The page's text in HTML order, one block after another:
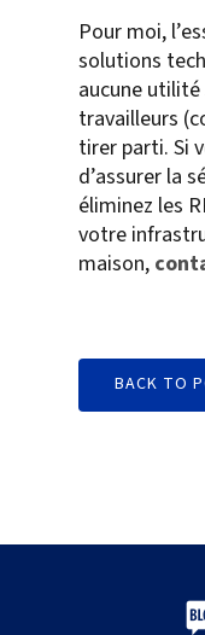
Pour moi,
solutions
aucune
travailleurs
tirer parti. Si
d’assurer la
éliminez les
votre
maison,
BACK TO